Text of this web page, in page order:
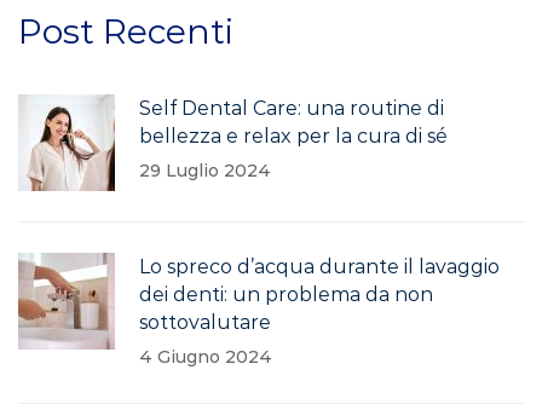
Post Recenti
Self Dental Care: una routine di
bellezza e relax per la cura di sé
29 Luglio 2024
Lo spreco d’acqua durante il lavaggio
dei denti: un problema da non
sottovalutare
4 Giugno 2024